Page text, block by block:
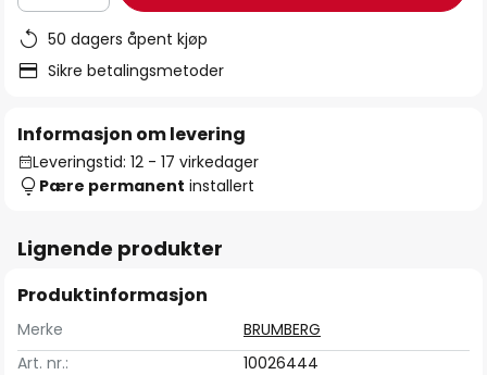
50 dagers åpent kjøp
Sikre betalingsmetoder
Informasjon om levering
Leveringstid: 12 - 17 virkedager
Pære permanent installert
Lignende produkter
Produktinformasjon
Merke
BRUMBERG
Art. nr.:
10026444